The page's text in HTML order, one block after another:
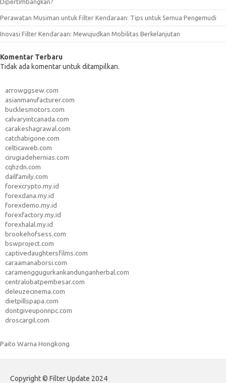
Dipertimbangkan?
Perawatan Musiman untuk Filter Kendaraan: Tips untuk Semua Pengemudi
Inovasi Filter Kendaraan: Mewujudkan Mobilitas Berkelanjutan
Komentar Terbaru
Tidak ada komentar untuk ditampilkan.
arrowggsew.com
asianmanufacturer.com
bucklesmotors.com
calvaryintcanada.com
carakeshagrawal.com
catchabigone.com
celticaweb.com
cirugiadehernias.com
cqhzdn.com
dailfamily.com
forexcrypto.my.id
forexdana.my.id
forexdemo.my.id
forexfactory.my.id
forexhalal.my.id
brookehofsess.com
bswproject.com
captivedaughtersfilms.com
caraamanaborsi.com
caramenggugurkankandunganherbal.com
centralobatpembesar.com
deleuzecinema.com
dietpillspapa.com
dontgiveuponnpc.com
droscargil.com
Paito Warna Hongkong
Copyright © Filter Update 2024